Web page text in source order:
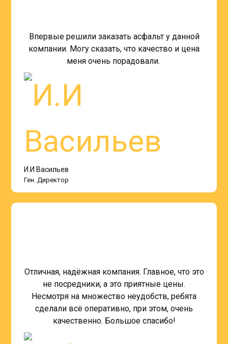
Впервые решили заказать асфальт у данной
компании. Могу сказать, что качество и цена
меня очень порадовали.
И.И Васильев
Ген. Директор
Отличная, надёжная компания. Главное, что это
не посредники, а это приятные цены.
Несмотря на множество неудобств, ребята
сделали всё оперативно, при этом, очень
качественно. Большое спасибо!